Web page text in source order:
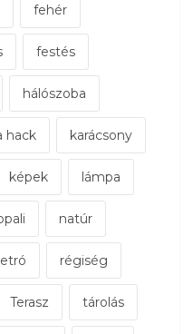
fehér
festés
hálószoba
hack karácsony
képek lámpa
natúr
régiség
Terasz tárolás